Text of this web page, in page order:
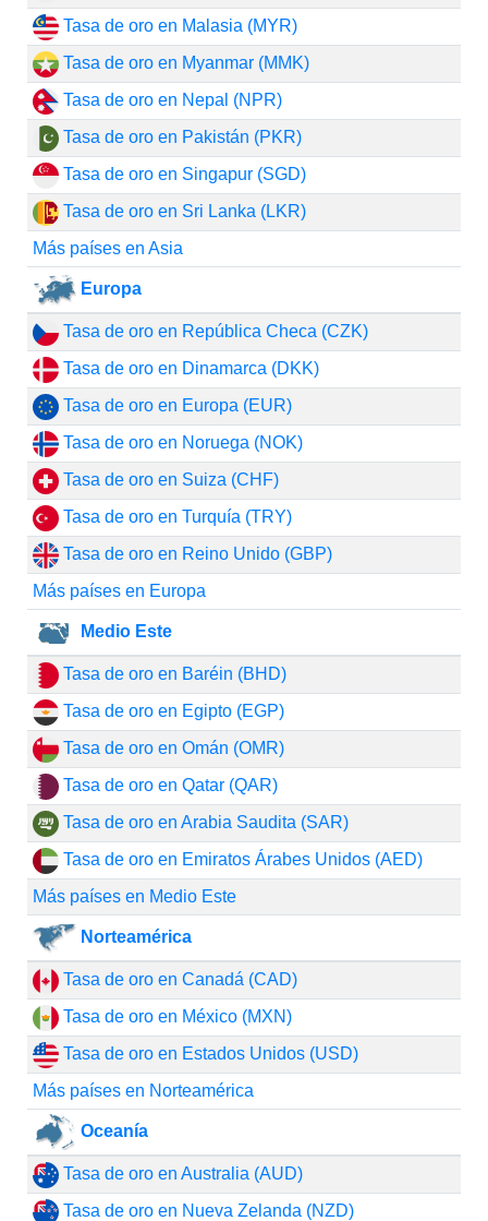
Tasa de oro en Malasia (MYR)
Tasa de oro en Myanmar (MMK)
Tasa de oro en Nepal (NPR)
Tasa de oro en Pakistán (PKR)
Tasa de oro en Singapur (SGD)
Tasa de oro en Sri Lanka (LKR)
Más países en Asia
Europa
Tasa de oro en República Checa (CZK)
Tasa de oro en Dinamarca (DKK)
Tasa de oro en Europa (EUR)
Tasa de oro en Noruega (NOK)
Tasa de oro en Suiza (CHF)
Tasa de oro en Turquía (TRY)
Tasa de oro en Reino Unido (GBP)
Más países en Europa
Medio Este
Tasa de oro en Baréin (BHD)
Tasa de oro en Egipto (EGP)
Tasa de oro en Omán (OMR)
Tasa de oro en Qatar (QAR)
Tasa de oro en Arabia Saudita (SAR)
Tasa de oro en Emiratos Árabes Unidos (AED)
Más países en Medio Este
Norteamérica
Tasa de oro en Canadá (CAD)
Tasa de oro en México (MXN)
Tasa de oro en Estados Unidos (USD)
Más países en Norteamérica
Oceanía
Tasa de oro en Australia (AUD)
Tasa de oro en Nueva Zelanda (NZD)